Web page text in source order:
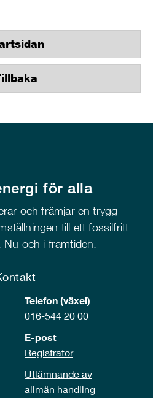
för alla
och främjar en trygg
till ett fossilfritt
Nu och i framtiden.
Telefon (växel)
016-544 20 00
E-post
Registrator
Utlämnande av
allmän handling